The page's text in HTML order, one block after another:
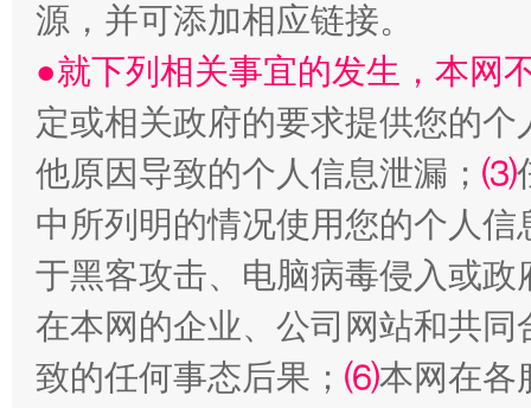
国家大学科技园优化重塑工作
源，并可添加相应链接。
●就下列相关事宜的发生，本网
定或相关政府的要求提供您的个
他原因导致的个人信息泄漏； ⑶
中所列明的情况使用您的个人
于黑客攻击、电脑病毒侵入或
在本网的企业、公司网站和共
致的任何事态后果； ⑹本网在各